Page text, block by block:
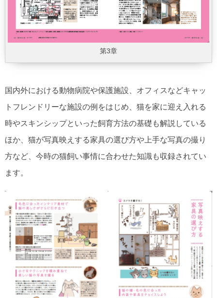
第3章
国内外における動物病院や保護施設、オフィスなどキャッ
トフレンドリーな施設の例をはじめ、猫を家に迎え入れる
時やスキンシップといった飼育方法の基礎も解説している
ほか、猫が写真映えする家具の選び方や上手な写真の撮り
方など、今時の猫飼い事情に合わせた知識も収録されてい
ます。